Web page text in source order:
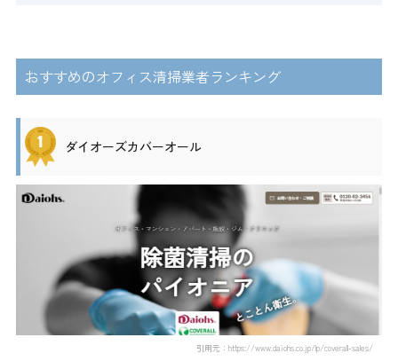
おすすめのオフィス清掃業者ランキング
ダイオーズカバーオール
引用元：https://www.daiohs.co.jp/lp/coverall-sales/